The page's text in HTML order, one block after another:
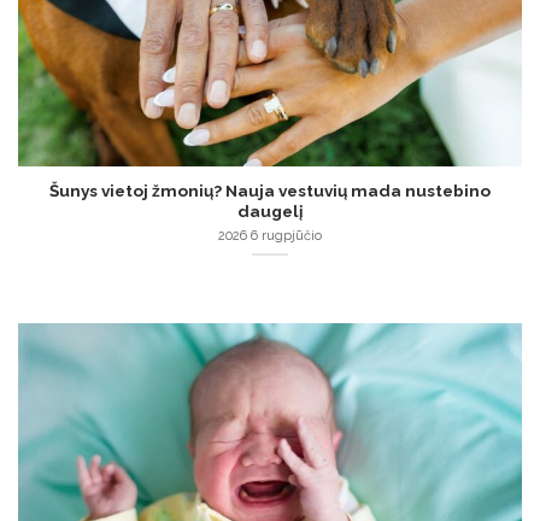
Šunys vietoj žmonių? Nauja vestuvių mada nustebino
daugelį
2026 6 rugpjūčio